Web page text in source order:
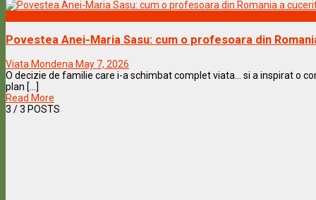
Povestea Anei-Maria Sasu: cum o profesoara din
Viata Mondena May 7, 2026
O decizie de familie care i-a schimbat complet viata… si a inspirat o
plan [...]
Read More
3 / 3 POSTS